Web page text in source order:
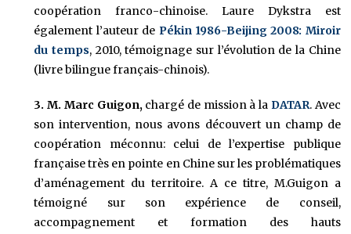
coopération franco-chinoise. Laure Dykstra est
également l’auteur de Pékin 1986-Beijing 2008: Miroir
du temps, 2010, témoignage sur l’évolution de la Chine
(livre bilingue français-chinois).
3. M. Marc Guigon,chargé de mission à la DATAR. Avec
son intervention, nous avons découvert un champ de
coopération méconnu: celui de l’expertise publique
française très en pointe en Chine sur les problématiques
d’aménagement du territoire. A ce titre, M.Guigon a
témoigné sur son expérience de conseil,
accompagnement et formation des hauts